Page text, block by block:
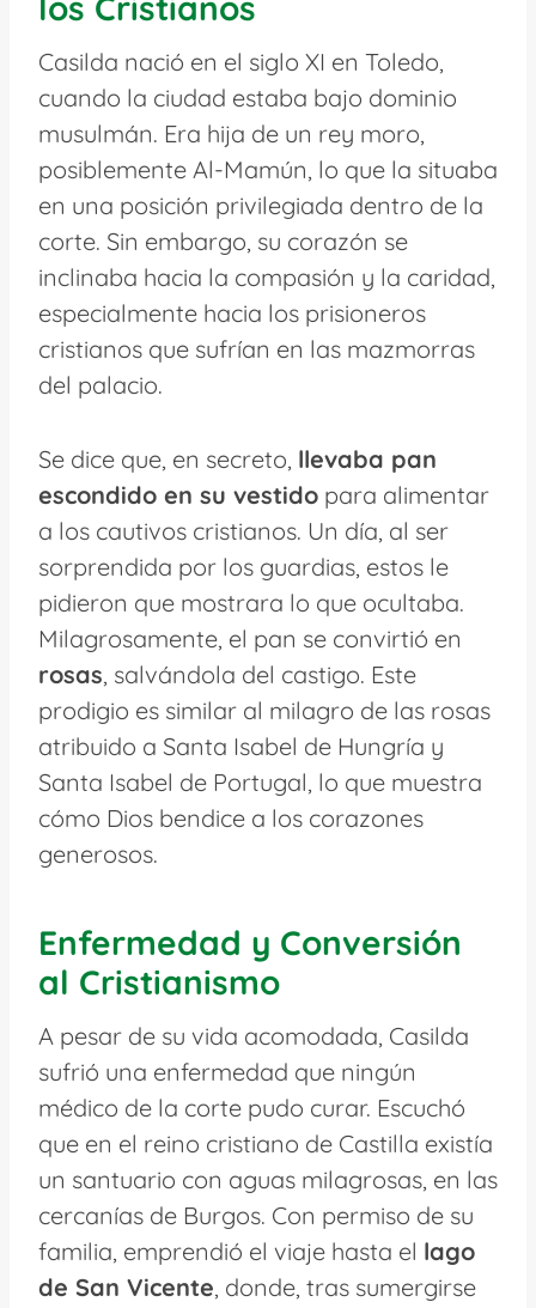
Casilda nació en el siglo XI en Toledo,
cuando la ciudad estaba bajo dominio
musulmán. Era hija de un rey moro,
posiblemente Al-Mamún, lo que la situaba
en una posición privilegiada dentro de la
corte. Sin embargo, su corazón se
inclinaba hacia la compasión y la caridad,
especialmente hacia los prisioneros
cristianos que sufrían en las mazmorras
del palacio.
Se dice que, en secreto, llevaba pan
escondido en su vestido para alimentar
a los cautivos cristianos. Un día, al ser
sorprendida por los guardias, estos le
pidieron que mostrara lo que ocultaba.
Milagrosamente, el pan se convirtió en
rosas, salvándola del castigo. Este
prodigio es similar al milagro de las rosas
atribuido a Santa Isabel de Hungría y
Santa Isabel de Portugal, lo que muestra
cómo Dios bendice a los corazones
generosos.
Enfermedad y Conversión
al Cristianismo
A pesar de su vida acomodada, Casilda
sufrió una enfermedad que ningún
médico de la corte pudo curar. Escuchó
que en el reino cristiano de Castilla existía
un santuario con aguas milagrosas, en las
cercanías de Burgos. Con permiso de su
familia, emprendió el viaje hasta el lago
de San Vicente, donde, tras sumergirse